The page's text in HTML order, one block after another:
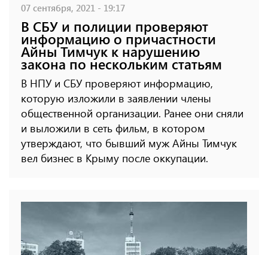
07 сентября, 2021 - 19:17
В СБУ и полиции проверяют
информацию о причастности
Айны Тимчук к нарушению
закона по нескольким статьям
В НПУ и СБУ проверяют информацию,
которую изложили в заявлении члены
общественной организации. Ранее они сняли
и выложили в сеть фильм, в котором
утверждают, что бывший муж Айны Тимчук
вел бизнес в Крыму после оккупации.